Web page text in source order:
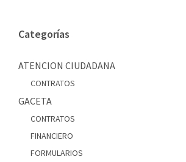
Categorías
ATENCION CIUDADANA
CONTRATOS
GACETA
CONTRATOS
FINANCIERO
FORMULARIOS